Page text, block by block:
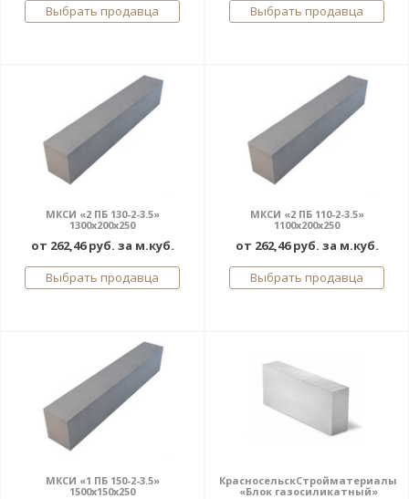
Выбрать продавца
Выбрать продавца
МКСИ «2 ПБ 130-2-3.5»
1300х200х250
от 262,46 руб. за м.куб.
Выбрать продавца
МКСИ «2 ПБ 110-2-3.5»
1100х200х250
от 262,46 руб. за м.куб.
Выбрать продавца
МКСИ «1 ПБ 150-2-3.5»
1500х150х250
КрасносельскСтройматериалы
«Блок газосиликатный»